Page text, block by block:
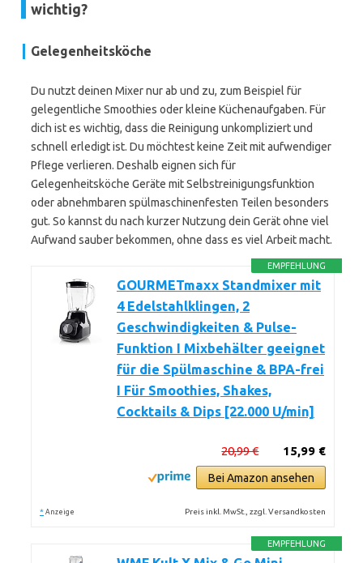
wichtig?
Gelegenheitsköche
Du nutzt deinen Mixer nur ab und zu, zum Beispiel für
gelegentliche Smoothies oder kleine Küchenaufgaben. Für
dich ist es wichtig, dass die Reinigung unkompliziert und
schnell erledigt ist. Du möchtest keine Zeit mit aufwendiger
Pflege verlieren. Deshalb eignen sich für
Gelegenheitsköche Geräte mit Selbstreinigungsfunktion
oder abnehmbaren spülmaschinenfesten Teilen besonders
gut. So kannst du nach kurzer Nutzung dein Gerät ohne viel
Aufwand sauber bekommen, ohne dass es viel Arbeit macht.
EMPFEHLUNG
GOURMETmaxx Standmixer mit
4 Edelstahlklingen, 2
Geschwindigkeiten & Pulse-
Funktion I Mixbehälter geeignet
für die Spülmaschine & BPA-frei
I Für Smoothies, Shakes,
Cocktails & Dips [22.000 U/min]
15,99 €
20,99 €
Bei Amazon ansehen
* Anzeige Preis inkl. MwSt., zzgl. Versandkosten
EMPFEHLUNG